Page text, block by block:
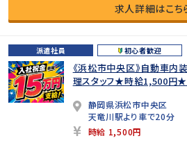
求人詳細はこち
派遣社員 初心者歓迎
《浜松市中央区》自動車内
理スタッフ★時給1,500円
静岡県浜松市中央区
天竜川駅より車で20分
時給 1,500円